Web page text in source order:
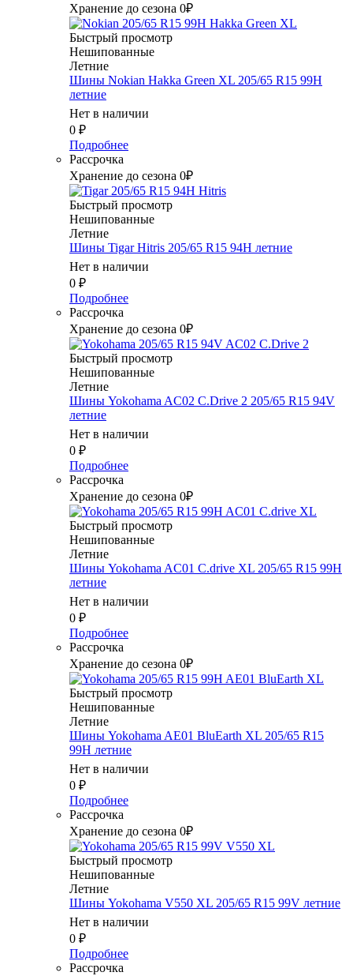
Хранение до сезона 0₽
Быстрый просмотр
Нешипованные
Летние
Шины Nokian Hakka Green XL 205/65 R15 99H
летние
Нет в наличии
0 ₽
Подробнее
Рассрочка
Хранение до сезона 0₽
Быстрый просмотр
Нешипованные
Летние
Шины Tigar Hitris 205/65 R15 94H летние
Нет в наличии
0 ₽
Подробнее
Рассрочка
Хранение до сезона 0₽
Быстрый просмотр
Нешипованные
Летние
Шины Yokohama AC02 C.Drive 2 205/65 R15 94V
летние
Нет в наличии
0 ₽
Подробнее
Рассрочка
Хранение до сезона 0₽
Быстрый просмотр
Нешипованные
Летние
Шины Yokohama AC01 C.drive XL 205/65 R15 99H
летние
Нет в наличии
0 ₽
Подробнее
Рассрочка
Хранение до сезона 0₽
Быстрый просмотр
Нешипованные
Летние
Шины Yokohama AE01 BluEarth XL 205/65 R15
99H летние
Нет в наличии
0 ₽
Подробнее
Рассрочка
Хранение до сезона 0₽
Быстрый просмотр
Нешипованные
Летние
Шины Yokohama V550 XL 205/65 R15 99V летние
Нет в наличии
0 ₽
Подробнее
Рассрочка